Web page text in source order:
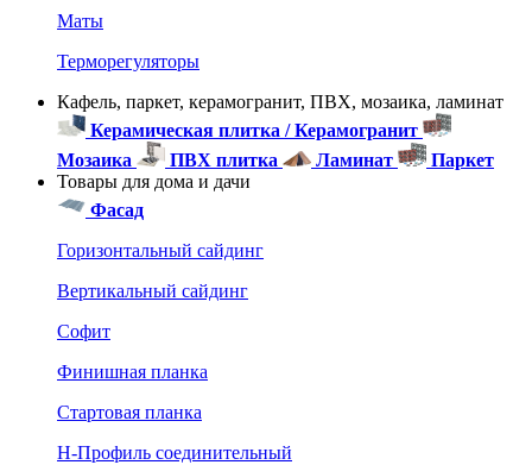
Маты
Терморегуляторы
Кафель, паркет, керамогранит, ПВХ, мозаика, ламинат
Керамическая плитка / Керамогранит
Мозаика
ПВХ плитка Ламинат
Паркет
Товары для дома и дачи
Фасад
Горизонтальный сайдинг
Вертикальный сайдинг
Софит
Финишная планка
Стартовая планка
Н-Профиль соединительный